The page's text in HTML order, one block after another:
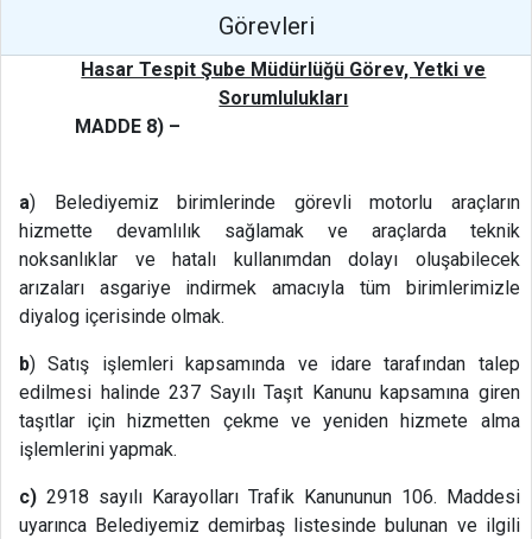
Görevleri
Hasar Tespit Şube Müdürlüğü Görev, Yetki ve
Sorumlulukları
MADDE 8) –
a) Belediyemiz birimlerinde görevli motorlu araçların
hizmette devamlılık sağlamak ve araçlarda teknik
noksanlıklar ve hatalı kullanımdan dolayı oluşabilecek
arızaları asgariye indirmek amacıyla tüm birimlerimizle
diyalog içerisinde olmak.
b) Satış işlemleri kapsamında ve idare tarafından talep
edilmesi halinde 237 Sayılı Taşıt Kanunu kapsamına giren
taşıtlar için hizmetten çekme ve yeniden hizmete alma
işlemlerini yapmak.
c) 2918 sayılı Karayolları Trafik Kanununun 106. Maddesi
uyarınca Belediyemiz demirbaş listesinde bulunan ve ilgili